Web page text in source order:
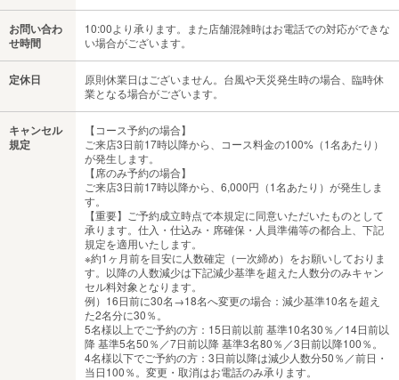
お問い合わ
せ時間
10:00より承ります。また店舗混雑時はお電話での対応ができな
い場合がございます。
定休日
原則休業日はございません。台風や天災発生時の場合、臨時休
業となる場合がございます。
キャンセル
規定
【コース予約の場合】
ご来店3日前17時以降から、コース料金の100%（1名あたり）
が発生します。
【席のみ予約の場合】
ご来店3日前17時以降から、6,000円（1名あたり）が発生しま
す。
【重要】ご予約成立時点で本規定に同意いただいたものとして
承ります。仕入・仕込み・席確保・人員準備等の都合上、下記
規定を適用いたします。
※約1ヶ月前を目安に人数確定（一次締め）をお願いしておりま
す。以降の人数減少は下記減少基準を超えた人数分のみキャン
セル料対象となります。
例）16日前に30名→18名へ変更の場合：減少基準10名を超え
た2名分に30％。
5名様以上でご予約の方：15日前以前 基準10名30％／14日前以
降 基準5名50％／7日前以降 基準3名80％／3日前以降100％。
4名様以下でご予約の方：3日前以降は減少人数分50％／前日・
当日100％。変更・取消はお電話のみ承ります。